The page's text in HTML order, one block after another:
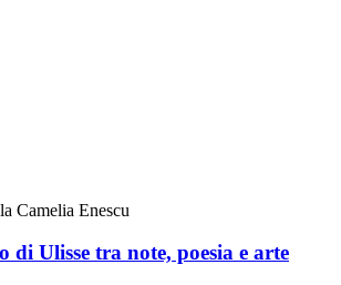
Camelia Enescu
Ulisse tra note, poesia e arte